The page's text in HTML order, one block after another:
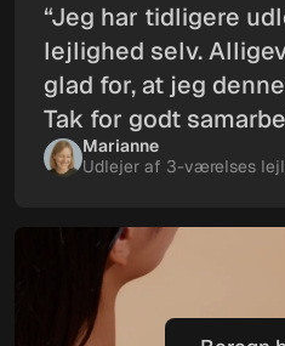
“Jeg har tidligere
lejlighed selv.
glad for, at jeg
Tak for godt
Marianne
Udlejer af 3-værelses